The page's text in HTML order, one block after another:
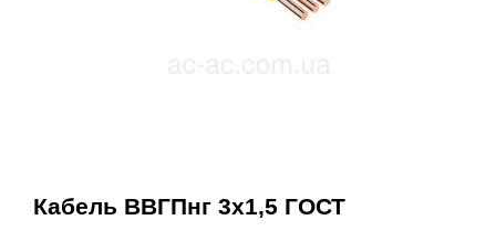
Кабель ВВГПнг 3х1,5 ГОСТ